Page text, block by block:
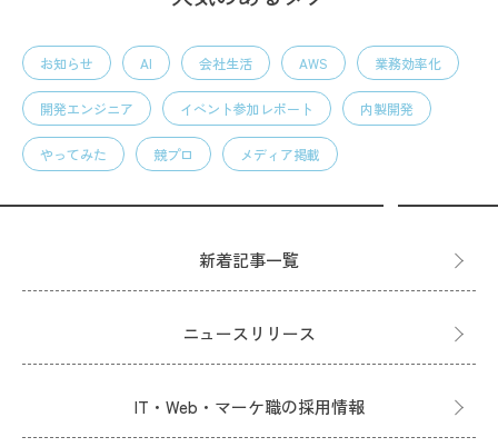
お知らせ AI 会社生活 AWS 業務効率化
開発エンジニア イベント参加レポート 内製開発
やってみた 競プロ メディア掲載
新着記事一覧
ニュースリリース
IT・Web・マーケ職の採用情報